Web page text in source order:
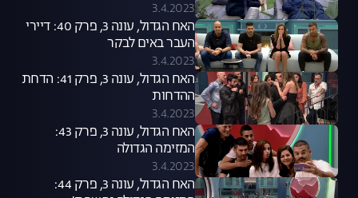
3.4.2023
האח הגדול, עונה 3, פרק 40: דיירי
העבר באים לבקר
3.4.2023
האח הגדול, עונה 3, פרק 41: הדחת
ההדחות
3.4.2023
האח הגדול, עונה 3, פרק 43:
המזימה הגדולה
3.4.2023
האח הגדול, עונה 3, פרק 44: